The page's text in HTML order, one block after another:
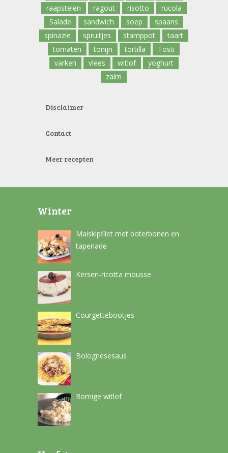
raapstelen
ragout risotto
rucola
Salade
sandwich soep
spaans
spinazie
spruitjes stamppot
taart
tomaten
tonijn tortilla
Tosti
varken
vlees witlof
yoghurt
zalm
Disclaimer
Contact
Meer recepten
Winter
Maiskipfilet met boterbonen en
tapenade
Kersen-ricotta mousse
Courgettebootjes
Bolognesesaus
Romige witlof